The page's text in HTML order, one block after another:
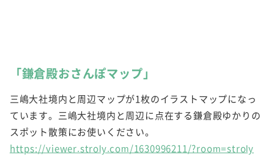
「鎌倉殿おさんぽマップ」
三嶋大社境内と周辺マップが1枚のイラストマップになっ
ています。三嶋大社境内と周辺に点在する鎌倉殿ゆかりの
スポット散策にお使いください。
https://viewer.stroly.com/1630996211/?room=stroly